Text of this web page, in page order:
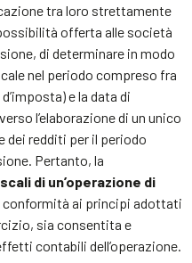
tra loro strettamente
offerta alle società
di determinare in modo
nel periodo compreso fra
e la data di
l’elaborazione di un unico
dei redditi per il periodo
Pertanto, la
di un’operazione di
conformità ai principi adottati
sia consentita e
contabili dell’operazione.